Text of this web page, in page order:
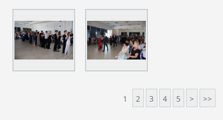
1 2 3 4 5 > >>